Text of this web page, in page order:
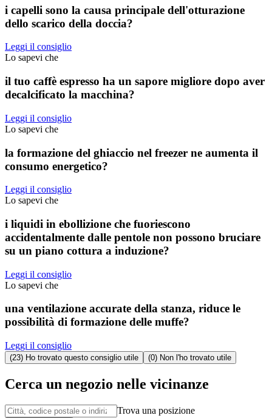
i capelli sono la causa principale dell'otturazione
dello scarico della doccia?
Leggi il consiglio
Lo sapevi che
il tuo caffè espresso ha un sapore migliore dopo aver
decalcificato la macchina?
Leggi il consiglio
Lo sapevi che
la formazione del ghiaccio nel freezer ne aumenta il
consumo energetico?
Leggi il consiglio
Lo sapevi che
i liquidi in ebollizione che fuoriescono
accidentalmente dalle pentole non possono bruciare
su un piano cottura a induzione?
Leggi il consiglio
Lo sapevi che
una ventilazione accurate della stanza, riduce le
possibilità di formazione delle muffe?
Leggi il consiglio
(23) Ho trovato questo consiglio utile (0) Non l'ho trovato utile
Cerca un negozio nelle vicinanze
Trova una posizione